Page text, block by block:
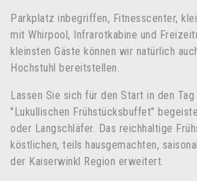
Parkplatz inbegriffen, Fitnesscenter,
mit Whirpool, Infrarotkabine und
kleinsten Gäste können wir natürlich
Hochstuhl bereitstellen.
Lassen Sie sich für den Start in den
"Lukullischen Frühstücksbuffet"
oder Langschläfer. Das reichhaltige
köstlichen, teils hausgemachten,
der Kaiserwinkl Region erweitert.